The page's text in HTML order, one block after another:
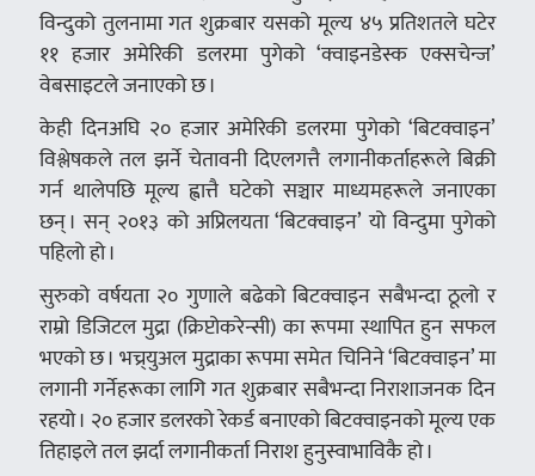
विन्दुको तुलनामा गत शुक्रबार यसको मूल्य ४५ प्रतिशतले घटेर
११ हजार अमेरिकी डलरमा पुगेको ‘क्वाइनडेस्क एक्सचेन्ज’
वेबसाइटले जनाएको छ ।
केही दिनअघि २० हजार अमेरिकी डलरमा पुगेको ‘बिटक्वाइन’
विश्लेषकले तल झर्ने चेतावनी दिएलगत्तै लगानीकर्ताहरूले बिक्री
गर्न थालेपछि मूल्य ह्वात्तै घटेको सञ्चार माध्यमहरूले जनाएका
छन् । सन् २०१३ को अप्रिलयता ‘बिटक्वाइन’ यो विन्दुमा पुगेको
पहिलो हो ।
सुरुको वर्षयता २० गुणाले बढेको बिटक्वाइन सबैभन्दा ठूलो र
राम्रो डिजिटल मुद्रा (क्रिप्टोकरेन्सी) का रूपमा स्थापित हुन सफल
भएको छ । भच्र्युअल मुद्राका रूपमा समेत चिनिने ‘बिटक्वाइन’ मा
लगानी गर्नेहरूका लागि गत शुक्रबार सबैभन्दा निराशाजनक दिन
रहयो । २० हजार डलरको रेकर्ड बनाएको बिटक्वाइनको मूल्य एक
तिहाइले तल झर्दा लगानीकर्ता निराश हुनुस्वाभाविकै हो ।